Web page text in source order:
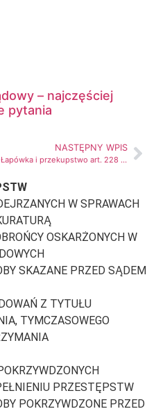
– najczęściej
pytania
NASTĘPNY WPIS
Łapówka i przekupstwo art. 228 i 229 kk
W SPRAWACH
OSKARŻONYCH W
SKAZANE PRZED SĄDEM
Z TYTUŁU
TYMCZASOWEGO
PRZESTĘPSTW
POKRZYWDZONE PRZED